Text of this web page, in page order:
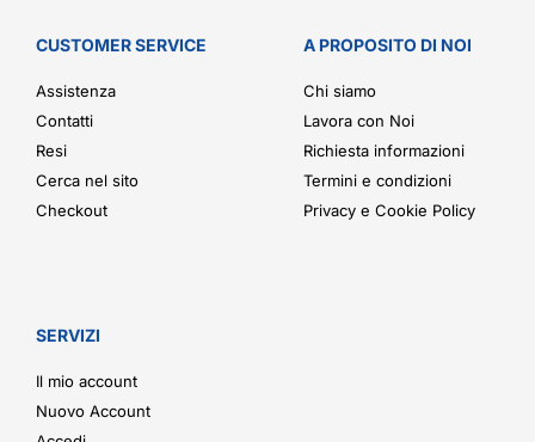
CUSTOMER SERVICE
Assistenza
Contatti
Resi
Cerca nel sito
Checkout
A PROPOSITO DI NOI
Chi siamo
Lavora con Noi
Richiesta informazioni
Termini e condizioni
Privacy e Cookie Policy
SERVIZI
Il mio account
Nuovo Account